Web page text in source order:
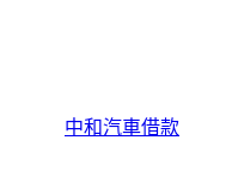
中和汽車借款